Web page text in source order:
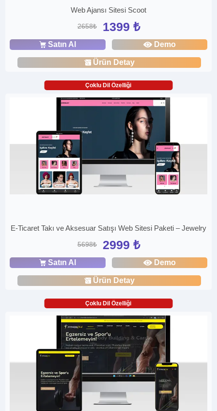
Web Ajansı Sitesi Scoot
2658₺ 1399 ₺
Satın Al Demo
Ürün Detay
Çoklu Dil Özelliği
E-Ticaret Takı ve Aksesuar Satışı Web Sitesi Paketi – Jewelry
5698₺ 2999 ₺
Satın Al Demo
Ürün Detay
Çoklu Dil Özelliği